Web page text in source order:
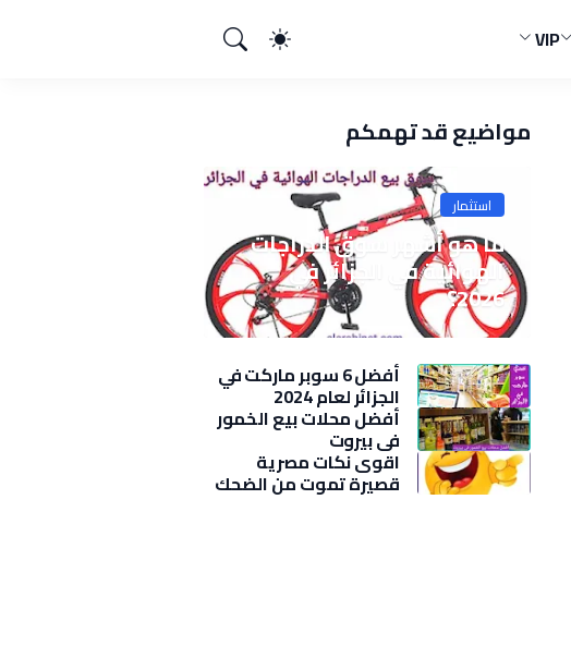
VIP
مواضيع قد تهمكم
استثمار
ما هو أشهر سوق الدراجات
الهوائية في الجزائر في
2026؟
أفضل 6 سوبر ماركت في
الجزائر لعام 2024
أفضل محلات بيع الخمور
في بيروت
اقوى نكات مصرية
قصيرة تموت من الضحك